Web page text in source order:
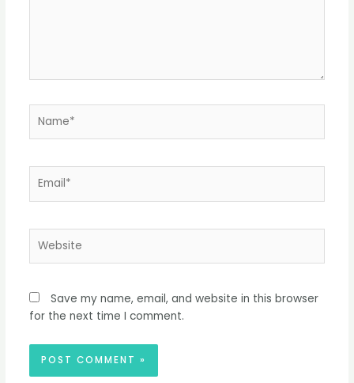
Save my name, email, and website in this browser
for the next time I comment.